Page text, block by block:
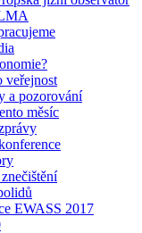
veřejnost
a pozorování
měsíc
EWASS 2017